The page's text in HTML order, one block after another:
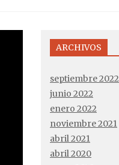
ARCHIVOS
septiembre 2022
junio 2022
enero 2022
noviembre 2021
abril 2021
abril 2020